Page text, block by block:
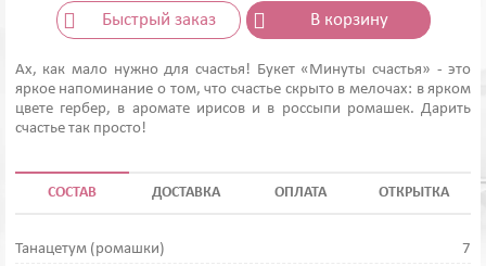
Быстрый заказ В корзину
Ах, как мало нужно для счастья! Букет «Минуты счастья» - это
яркое напоминание о том, что счастье скрыто в мелочах: в ярком
цвете гербер, в аромате ирисов и в россыпи ромашек. Дарить
счастье так просто!
СОСТАВ ДОСТАВКА ОПЛАТА ОТКРЫТКА
Танацетум (ромашки)
7